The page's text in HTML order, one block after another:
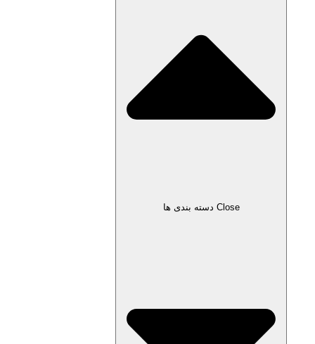
Close دسته بندی ها